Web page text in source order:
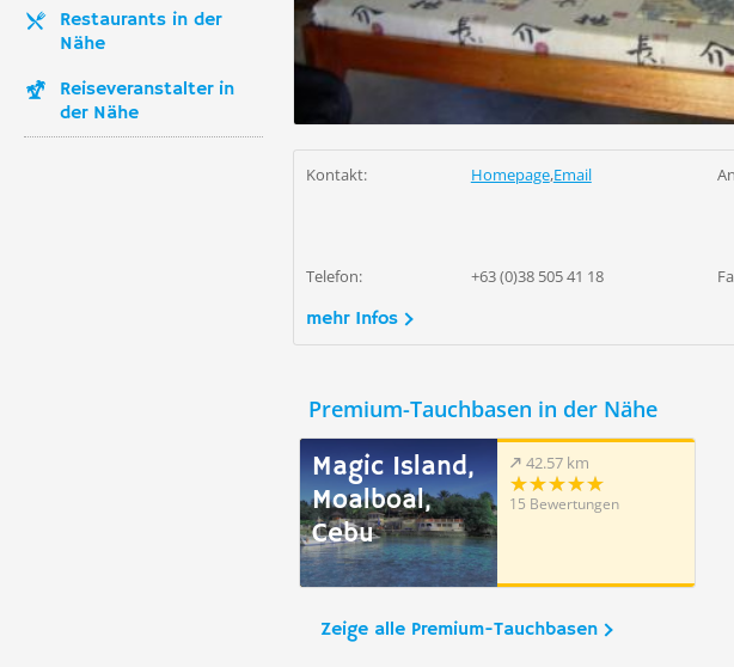
Restaurants in der
Nähe
Reiseveranstalter in
der Nähe
Kontakt: Homepage,Email
Telefon:
+63 (0)38 505 41 18
mehr Infos
Premium-Tauchbasen in der Nähe
Magic Island,
Moalboal,
Cebu
42.57 km
15 Bewertungen
Zeige alle Premium-Tauchbasen